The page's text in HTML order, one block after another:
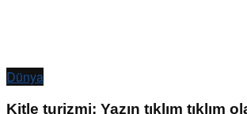
Dünya
Kitle turizmi: Yazın tıklım tıklım